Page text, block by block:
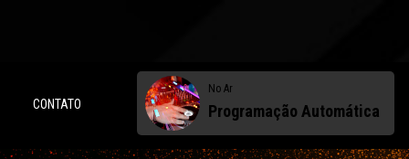
CONTATO
No Ar
Programação Automática